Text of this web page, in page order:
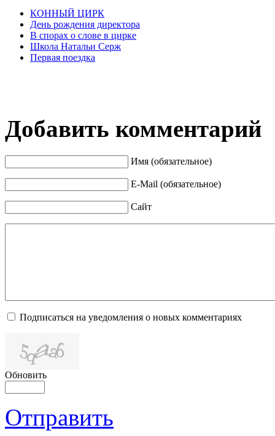
КОННЫЙ ЦИРК
День рождения директора
В спорах о слове в цирке
Школа Натальи Серж
Первая поездка
Добавить комментарий
Имя (обязательное)
E-Mail (обязательное)
Сайт
Подписаться на уведомления о новых комментариях
Обновить
Отправить